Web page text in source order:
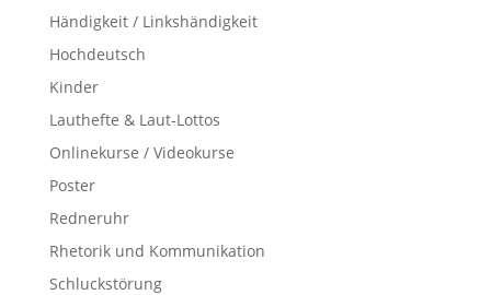
Händigkeit / Linkshändigkeit
Hochdeutsch
Kinder
Lauthefte & Laut-Lottos
Onlinekurse / Videokurse
Poster
Redneruhr
Rhetorik und Kommunikation
Schluckstörung